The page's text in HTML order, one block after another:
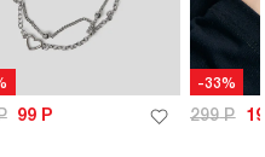
99 Р
-33%
299Р